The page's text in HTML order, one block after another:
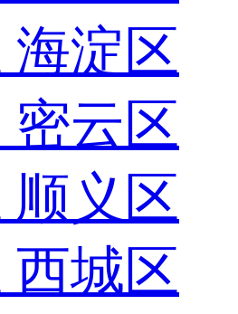
海淀区
密云区
顺义区
西城区